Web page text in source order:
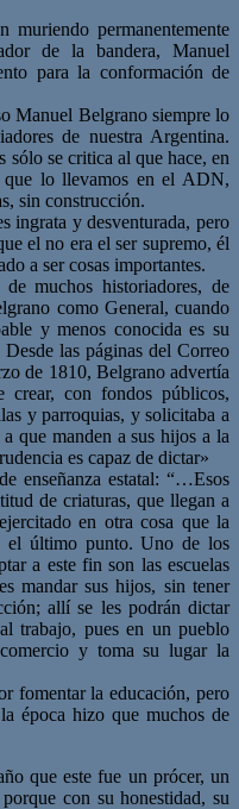
muriendo permanentemente
de la bandera, Manuel
para la conformación de
Manuel Belgrano siempre lo
de nuestra Argentina.
sólo se critica al que hace, en
que lo llevamos en el ADN,
sin construcción.
ingrata y desventurada, pero
el no era el ser supremo, él
a ser cosas importantes.
muchos historiadores, de
como General, cuando
y menos conocida es su
las páginas del Correo
de 1810, Belgrano advertía
crear, con fondos públicos,
y parroquias, y solicitaba a
que manden a sus hijos a la
es capaz de dictar»
enseñanza estatal: “…Esos
de criaturas, que llegan a
en otra cosa que la
el último punto. Uno de los
a este fin son las escuelas
mandar sus hijos, sin tener
allí se les podrán dictar
trabajo, pues en un pueblo
y toma su lugar la
fomentar la educación, pero
época hizo que muchos de
que este fue un prócer, un
con su honestidad, su